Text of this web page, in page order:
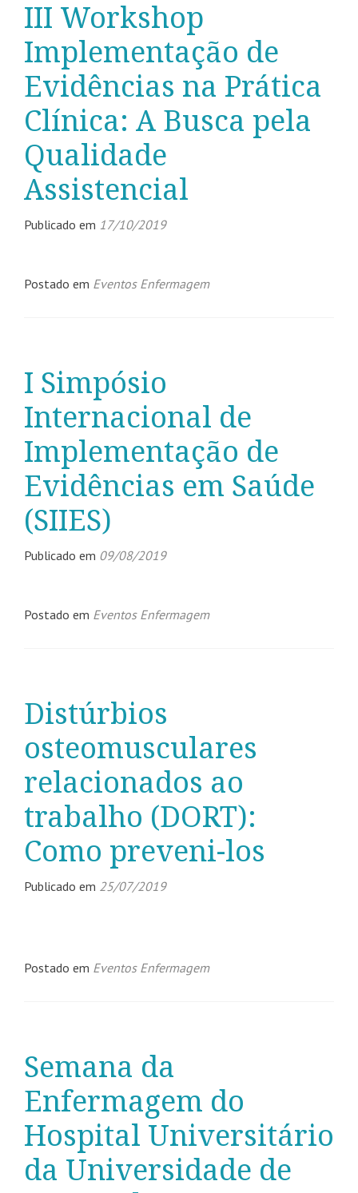
III Workshop
Implementação de
Evidências na Prática
Clínica: A Busca pela
Qualidade
Assistencial
Publicado em 17/10/2019
Postado em Eventos Enfermagem
I Simpósio
Internacional de
Implementação de
Evidências em Saúde
(SIIES)
Publicado em 09/08/2019
Postado em Eventos Enfermagem
Distúrbios
osteomusculares
relacionados ao
trabalho (DORT):
Como preveni-los
Publicado em 25/07/2019
Postado em Eventos Enfermagem
Semana da
Enfermagem do
Hospital Universitário
da Universidade de